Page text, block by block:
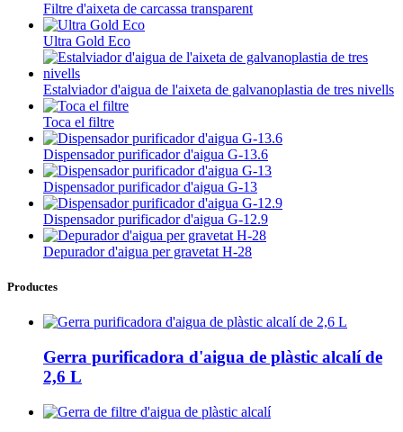
Filtre d'aixeta de carcassa transparent
Ultra Gold Eco
Estalviador d'aigua de l'aixeta de galvanoplastia de tres nivells
Toca el filtre
Dispensador purificador d'aigua G-13.6
Dispensador purificador d'aigua G-13
Dispensador purificador d'aigua G-12.9
Depurador d'aigua per gravetat H-28
Productes
Gerra purificadora d'aigua de plàstic alcalí de
2,6 L